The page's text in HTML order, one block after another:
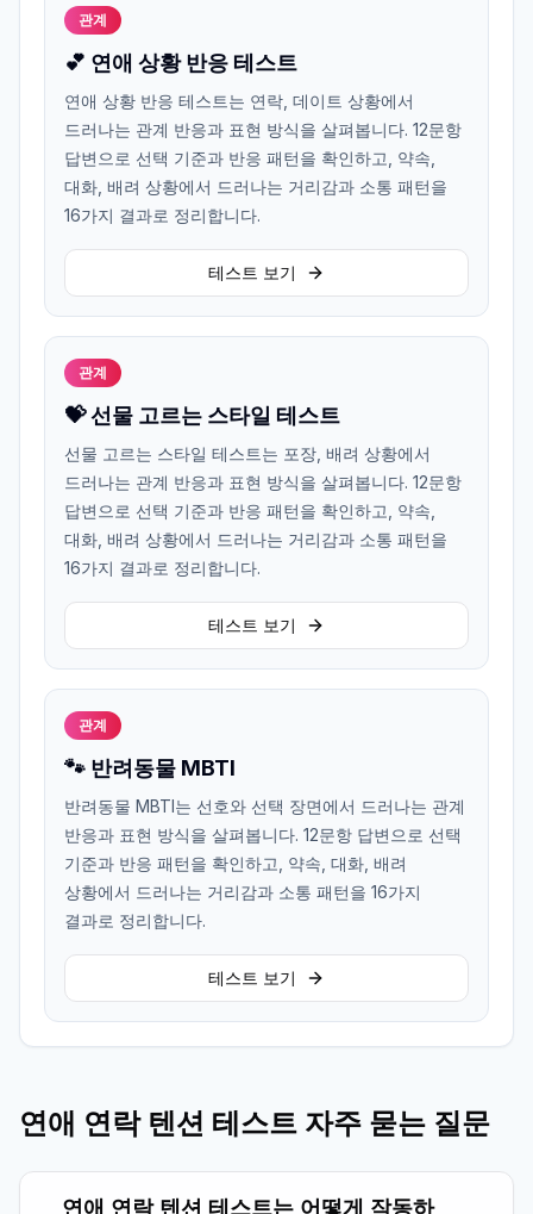
관계
💕 연애 상황 반응 테스트
연애 상황 반응 테스트는 연락, 데이트 상황에서
드러나는 관계 반응과 표현 방식을 살펴봅니다. 12문항
답변으로 선택 기준과 반응 패턴을 확인하고, 약속,
대화, 배려 상황에서 드러나는 거리감과 소통 패턴을
16가지 결과로 정리합니다.
테스트 보기
관계
💝 선물 고르는 스타일 테스트
선물 고르는 스타일 테스트는 포장, 배려 상황에서
드러나는 관계 반응과 표현 방식을 살펴봅니다. 12문항
답변으로 선택 기준과 반응 패턴을 확인하고, 약속,
대화, 배려 상황에서 드러나는 거리감과 소통 패턴을
16가지 결과로 정리합니다.
테스트 보기
관계
🐾 반려동물 MBTI
반려동물 MBTI는 선호와 선택 장면에서 드러나는 관계
반응과 표현 방식을 살펴봅니다. 12문항 답변으로 선택
기준과 반응 패턴을 확인하고, 약속, 대화, 배려
상황에서 드러나는 거리감과 소통 패턴을 16가지
결과로 정리합니다.
테스트 보기
연애 연락 텐션 테스트 자주 묻는 질문
연애 연락 텐션 테스트는 어떻게 작동하